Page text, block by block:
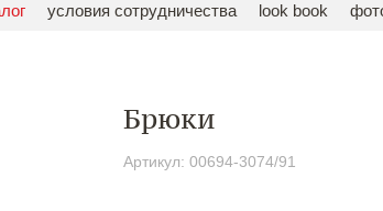
условия сотрудничества look book
Брюки
Артикул: 00694-3074/91